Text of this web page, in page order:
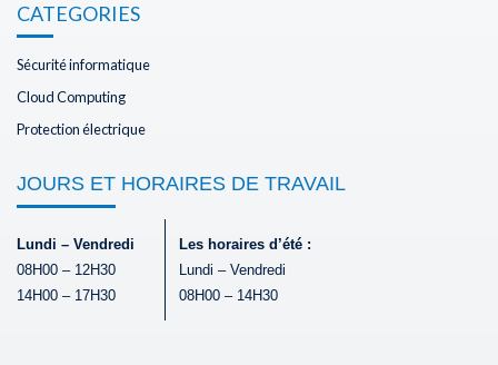
CATEGORIES
Sécurité informatique
Cloud Computing
Protection électrique
JOURS ET HORAIRES DE TRAVAIL
Lundi – Vendredi
08H00 – 12H30
14H00 – 17H30
Les horaires d’été :
Lundi – Vendredi
08H00 – 14H30